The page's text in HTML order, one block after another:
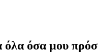
όλα όσα μου